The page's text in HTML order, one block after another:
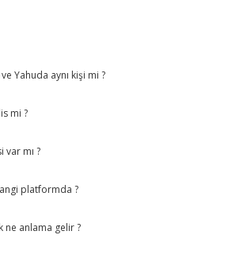
Yahuda aynı kişi mi ?
mi ?
var mı ?
platformda ?
ne anlama gelir ?